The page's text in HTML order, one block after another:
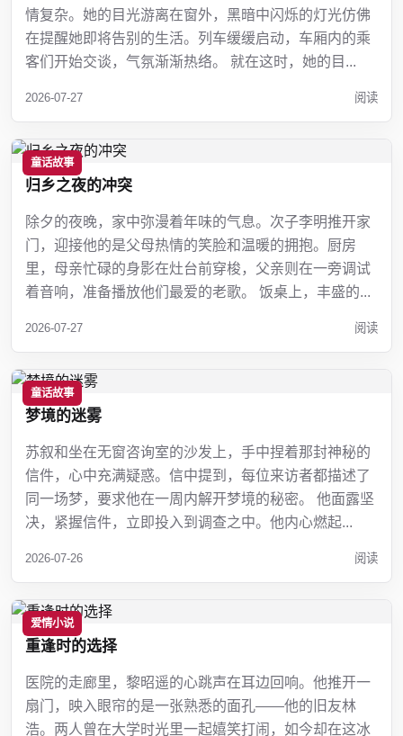
情复杂。她的目光游离在窗外，黑暗中闪烁的灯光仿佛
在提醒她即将告别的生活。列车缓缓启动，车厢内的乘
客们开始交谈，气氛渐渐热络。 就在这时，她的目...
2026-07-27 阅读
童话故事
归乡之夜的冲突
除夕的夜晚，家中弥漫着年味的气息。次子李明推开家
门，迎接他的是父母热情的笑脸和温暖的拥抱。厨房
里，母亲忙碌的身影在灶台前穿梭，父亲则在一旁调试
着音响，准备播放他们最爱的老歌。 饭桌上，丰盛的...
2026-07-27 阅读
童话故事
梦境的迷雾
苏叙和坐在无窗咨询室的沙发上，手中捏着那封神秘的
信件，心中充满疑惑。信中提到，每位来访者都描述了
同一场梦，要求他在一周内解开梦境的秘密。 他面露坚
决，紧握信件，立即投入到调查之中。他内心燃起...
2026-07-26 阅读
爱情小说
重逢时的选择
医院的走廊里，黎昭遥的心跳声在耳边回响。他推开一
扇门，映入眼帘的是一张熟悉的面孔——他的旧友林
浩。两人曾在大学时光里一起嬉笑打闹，如今却在这冰